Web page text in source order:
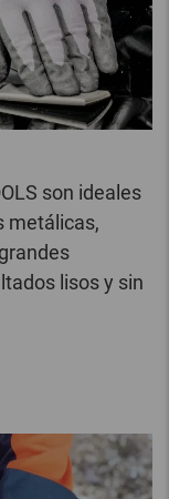
son ideales
metálicas,
lisos y sin